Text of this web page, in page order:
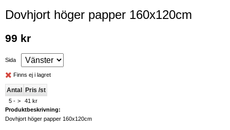
Dovhjort höger papper 160x120cm
99 kr
Sida
Finns ej i lagret
Antal Pris /st
5 - >
41 kr
Produktbeskrivning:
Dovhjort höger papper 160x120cm